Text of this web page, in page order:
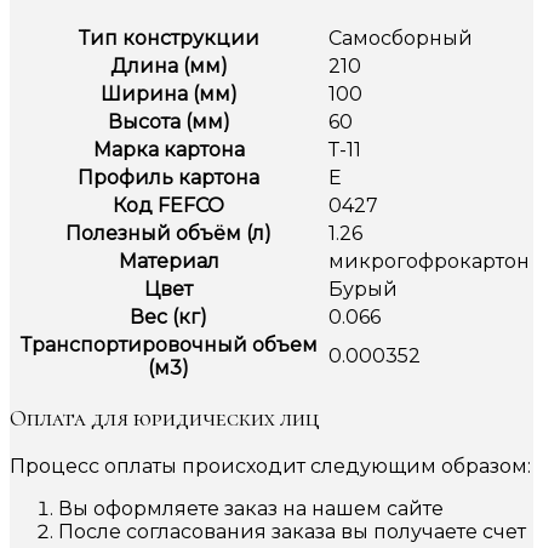
Тип конструкции
Самосборный
Длина (мм)
210
Ширина (мм)
100
Высота (мм)
60
Марка картона
Т-11
Профиль картона
Е
Код FEFCO
0427
Полезный объём (л)
1.26
Материал
микрогофрокартон
Цвет
Бурый
Вес (кг)
0.066
Транспортировочный объем
(м3)
0.000352
Оплата для юридических лиц
Процесс оплаты происходит следующим образом:
Вы оформляете заказ на нашем сайте
После согласования заказа вы получаете счет